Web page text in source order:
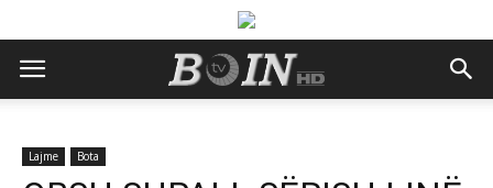
Lajme Bota